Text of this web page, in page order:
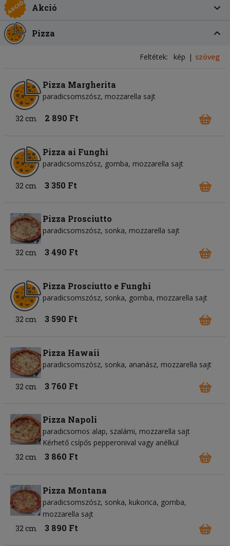
Akció
Pizza
Feltétek: kép szöveg
Pizza Margherita
paradicsomszósz mozzarella sajt
32 cm 2 890 Ft
Pizza ai Funghi
paradicsomszósz gomba mozzarella sajt
32 cm 3 350 Ft
Pizza Prosciutto
paradicsomszósz sonka mozzarella sajt
32 cm 3 490 Ft
Pizza Prosciutto e Funghi
paradicsomszósz sonka gomba mozzarella sajt
32 cm 3 590 Ft
Pizza Hawaii
paradicsomszósz sonka ananász mozzarella sajt
32 cm 3 760 Ft
Pizza Napoli
paradicsomos alap szalámi mozzarella sajt
Kérhető csípős pepperonival vagy anélkül
32 cm
3 860 Ft
Pizza Montana
paradicsomszósz sonka kukorica gomba
mozzarella sajt
32 cm
3 890 Ft